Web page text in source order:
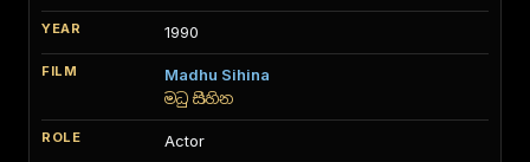
1990
Madhu Sihina
මධු සිහින
Actor